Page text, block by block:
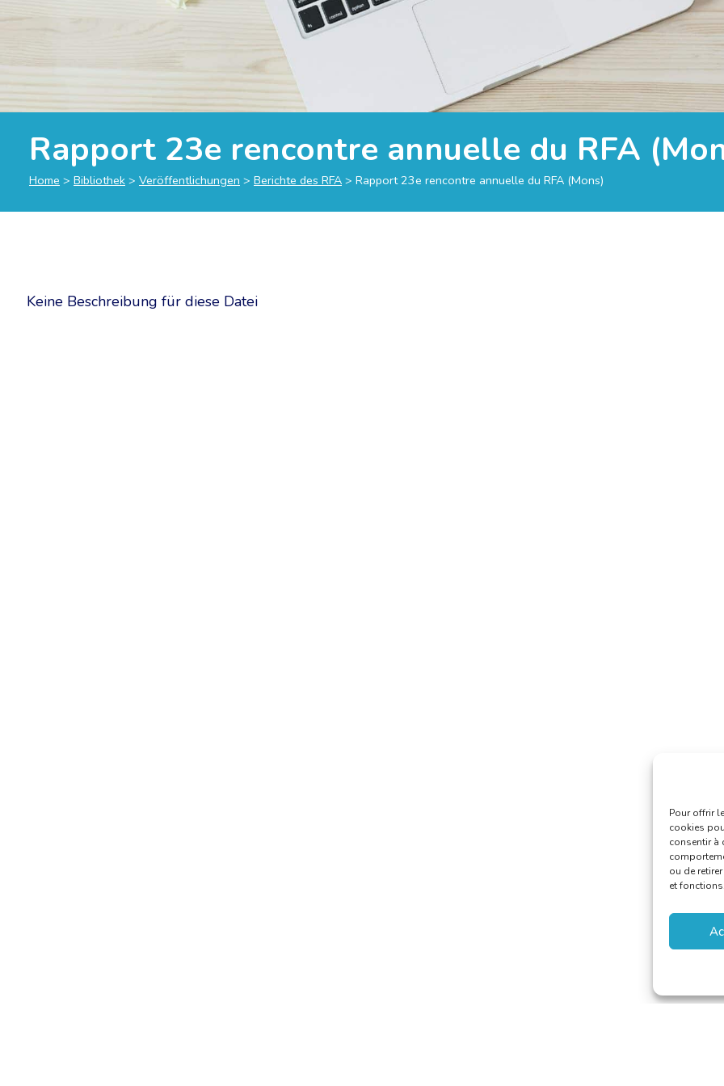
Pour offrir
cookies
consentir à
ou de
et
Rapport 23e rencontre annuelle du RFA
Home > Bibliothek > Veröffentlichungen > Berichte des RFA > Rapport 23e rencontre annuelle du RFA (Mons)
Keine Beschreibung für diese Datei